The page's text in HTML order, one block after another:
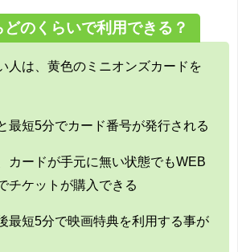
のくらいで利用できる？
人は、黄色のミニオンズカードを
最短5分でカード番号が発行される
カードが手元に無い状態でもWEB
チケットが購入できる
最短5分で映画特典を利用する事が